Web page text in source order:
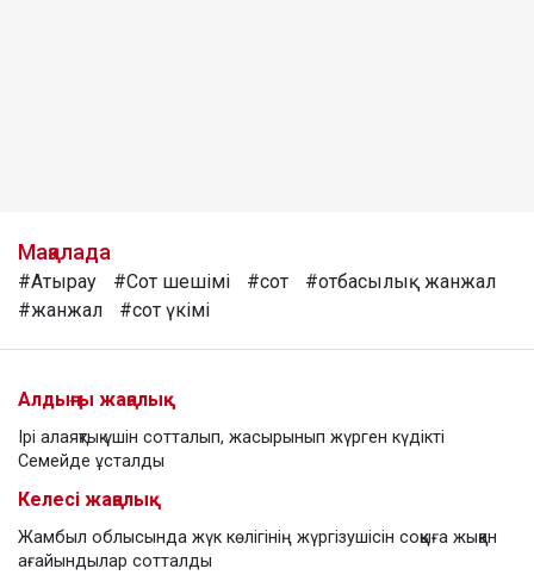
Мақалада
#Атырау #Сот шешімі #сот
#отбасылық жанжал
#жанжал
#сот үкімі
Алдыңғы жаңалық
Ірі алаяқтық үшін сотталып, жасырынып жүрген күдікті
Семейде ұсталды
Келесі жаңалық
Жамбыл облысында жүк көлігінің жүргізушісін соққыға жыққан
ағайындылар сотталды